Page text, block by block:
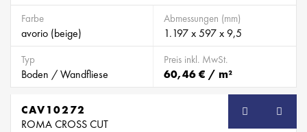
Farbe
avorio (beige)
Abmessungen (mm)
1.197 x 597 x 9,5
Typ
Boden / Wandfliese
Preis inkl. MwSt.
60,46 € / m²
CAV10272
ROMA CROSS CUT